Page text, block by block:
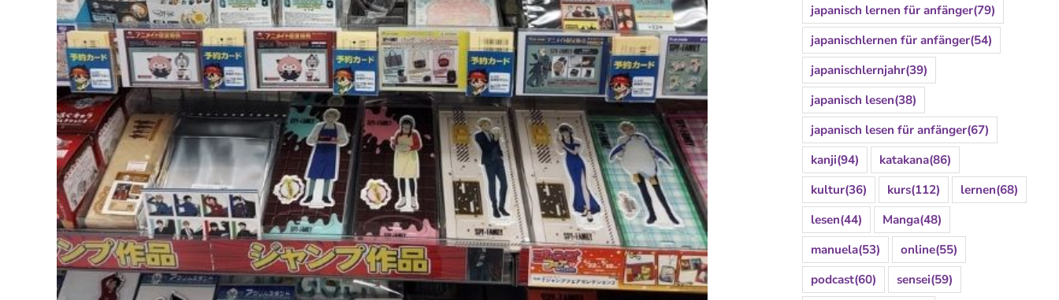
japanisch lernen für anfänger(79)
japanischlernen für anfänger(54)
japanischlernjahr(39)
japanisch lesen(38)
japanisch lesen für anfänger(67)
kanji(94) katakana(86)
kultur(36) kurs(112) lernen(68)
lesen(44) Manga(48)
manuela(53) online(55)
podcast(60) sensei(59)